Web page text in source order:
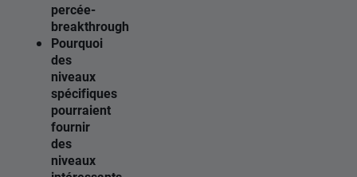
percée-
breakthrough
Pourquoi
des
niveaux
spécifiques
pourraient
fournir
des
niveaux